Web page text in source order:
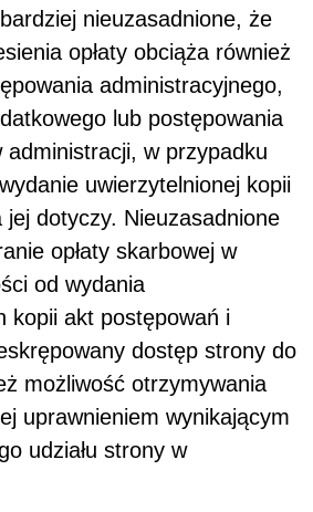
nieuzasadnione, że
opłaty obciąża również
administracyjnego,
lub postępowania
administracji, w przypadku
uwierzytelnionej kopii
dotyczy. Nieuzasadnione
opłaty skarbowej w
od wydania
kopii akt postępowań i
dostęp strony do
możliwość otrzymywania
uprawnieniem wynikającym
udziału strony w